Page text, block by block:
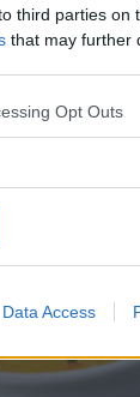
third parties on
that may further
app uses
usage
Opt Outs
Data Access
esempio
un